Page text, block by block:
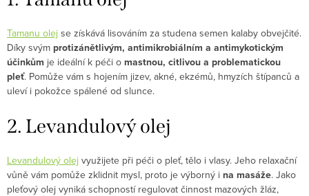
Tamanu olej se získává lisováním za studena semen kalaby obvejčité.
Díky svým protizánětlivým, antimikrobiálním a antimykotickým
účinkům je ideální k péči o mastnou, citlivou a problematickou
pleť. Pomůže vám s hojením jizev, akné, ekzémů, hmyzích štípanců a
uleví i pokožce spálené od slunce.
2. Levandulový olej
Levandulový olej využijete při péči o pleť, tělo i vlasy. Jeho relaxační
vůně vám pomůže zklidnit mysl, proto je výborný i na masáže. Jako
pleťový olej vyniká schopností regulovat činnost mazových žláz,